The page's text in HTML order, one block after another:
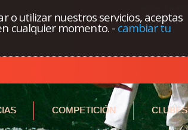
o utilizar nuestros servicios, aceptas
cualquier momento.- cambiar tu
COMPETICIÓN CLUBES